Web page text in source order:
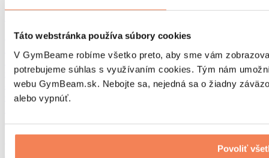
Táto webstránka používa súbory cookies
V GymBeame robíme všetko preto, aby sme vám
potrebujeme súhlas s využívaním cookies. Tým nám
webu GymBeam.sk. Nebojte sa, nejedná sa o žiadny
alebo vypnúť.
Povoliť
Pomôcky podľa aktivity
Beh
Bojové športy
Cyklistika
Joga a pilates
Otužovanie
Turistika